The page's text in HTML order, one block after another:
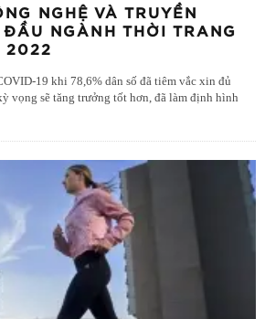
NGHỆ VÀ TRUYỀN
NGÀNH THỜI TRANG
2022
19 khi 78,6% dân số đã tiêm vắc xin đủ
vọng sẽ tăng trưởng tốt hơn, đã làm định hình